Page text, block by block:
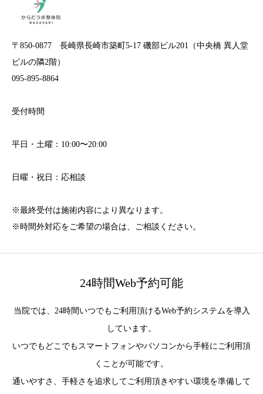
〒850-0877 長崎県長崎市築町5-17 磯部ビル201（中央橋 異人堂
ビルの隣2階）
095-895-8864
受付時間
平日・土曜：10:00〜20:00
日曜・祝日：応相談
※最終受付は施術内容により異なります。
※時間外対応をご希望の場合は、ご相談ください。
24時間Web予約可能
当院では、24時間いつでもご利用頂けるWeb予約システムを導入
しています。
いつでもどこでもスマートフォンやパソコンから手軽にご利用頂
くことが可能です。
通いやすさ、手軽さを追求してご利用頂きやすい環境を準備して